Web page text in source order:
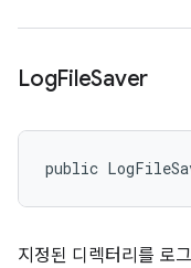
LogFileSaver
public
지정된 디렉터리를 로